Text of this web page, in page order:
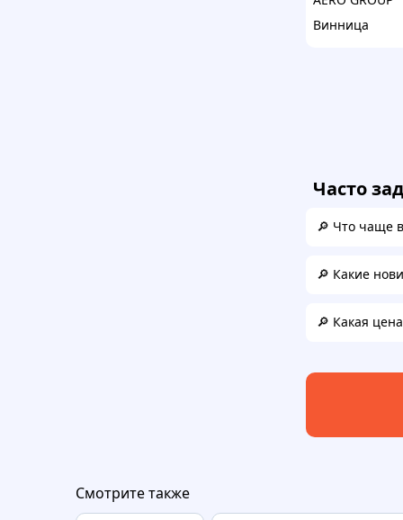
Винница
Часто
🔎 Что чаще
🔎 Какие
🔎 Какая
Смотрите также